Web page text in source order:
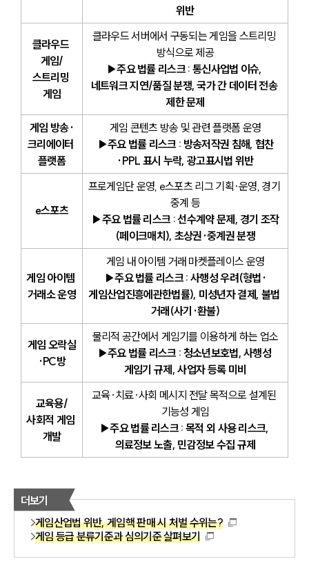
위반
클라우드
게임/
스트리밍
게임
클라우드 서버에서 구동되는 게임을 스트리밍
방식으로 제공
▶주요 법률 리스크 : 통신사업법 이슈,
네트워크 지연/품질 분쟁, 국가 간 데이터 전송
제한 문제
게임 방송·
크리에이터
플랫폼
게임 콘텐츠 방송 및 관련 플랫폼 운영
▶주요 법률 리스크 : 방송저작권 침해, 협찬
·PPL 표시 누락, 광고표시법 위반
e스포츠
프로게임단 운영, e스포츠 리그 기획·운영, 경기
중계 등
▶주요 법률 리스크 : 선수계약 문제, 경기 조작
(페이크매치), 초상권·중계권 분쟁
게임 아이템
거래소 운영
게임 내 아이템 거래 마켓플레이스 운영
▶주요 법률 리스크 : 사행성 우려(형법·
게임산업진흥에관한법률), 미성년자 결제, 불법
거래(사기·환불)
게임 오락실
·PC방
물리적 공간에서 게임기를 이용하게 하는 업소
▶주요 법률 리스크 : 청소년보호법, 사행성
게임기 규제, 사업자 등록 미비
교육용/
사회적 게임
개발
교육·치료·사회 메시지 전달 목적으로 설계된
기능성 게임
▶주요 법률 리스크 : 목적 외 사용 리스크,
의료정보 노출, 민감정보 수집 규제
더보기
게임산업법 위반, 게임핵 판매 시 처벌 수위는?
게임 등급 분류기준과 심의기준 살펴보기